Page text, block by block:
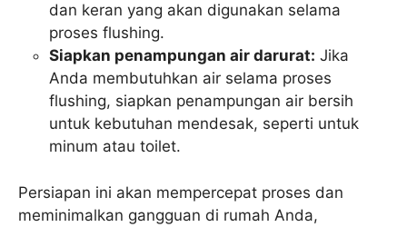
dan keran yang akan digunakan selama
proses flushing.
Siapkan penampungan air darurat: Jika
Anda membutuhkan air selama proses
flushing, siapkan penampungan air bersih
untuk kebutuhan mendesak, seperti untuk
minum atau toilet.
Persiapan ini akan mempercepat proses dan
meminimalkan gangguan di rumah Anda,